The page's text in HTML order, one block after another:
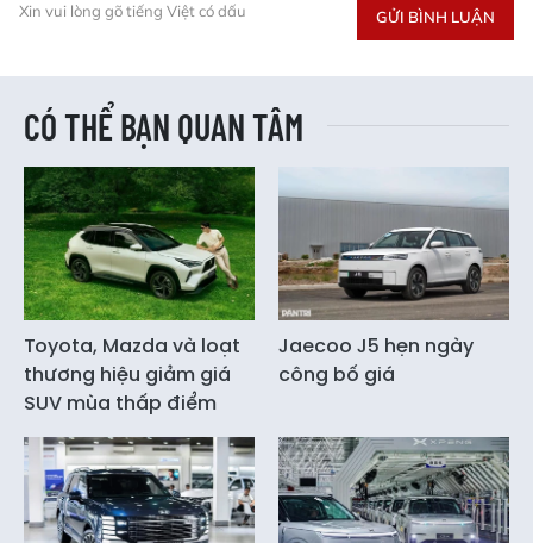
Xin vui lòng gõ tiếng Việt có dấu GỬI BÌNH LUẬN
CÓ THỂ BẠN QUAN TÂM
Toyota, Mazda và loạt
thương hiệu giảm giá
SUV mùa thấp điểm
Jaecoo J5 hẹn ngày
công bố giá